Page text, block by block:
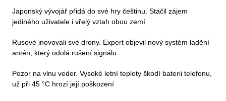
Japonský vývojář přidá do své hry češtinu. Stačil zájem
jediného uživatele i vřelý vztah obou zemí
Rusové inovovali své drony. Expert objevil nový systém ladění
antén, který odolá rušení signálu
Pozor na vlnu veder. Vysoké letní teploty škodí baterii telefonu,
už při 45 °C hrozí její poškození